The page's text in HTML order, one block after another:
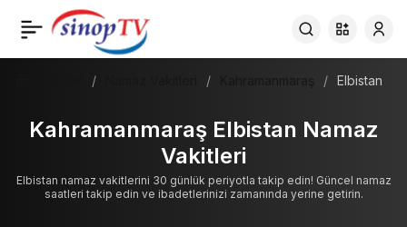
Elbistan
Kahramanmaraş Elbistan Namaz
Vakitleri
Elbistan namaz vakitlerini 30 günlük periyotla takip edin! Güncel namaz
saatleri takip edin ve ibadetlerinizi zamanında yerine getirin.